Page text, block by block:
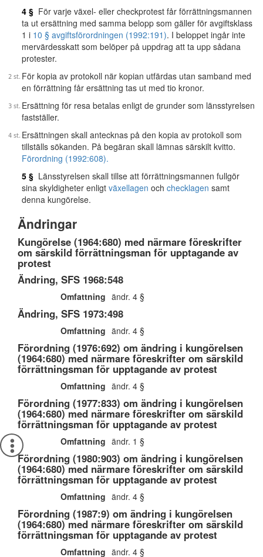
4 § För varje växel- eller checkprotest får förrättningsmannen
ta ut ersättning med samma belopp som gäller för avgiftsklass
1 i 10 § avgiftsförordningen (1992:191). I beloppet ingår inte
mervärdesskatt som belöper på uppdrag att ta upp sådana
protester.
För kopia av protokoll när kopian utfärdas utan samband med
en förrättning får ersättning tas ut med tio kronor.
Ersättning för resa betalas enligt de grunder som länsstyrelsen
fastställer.
Ersättningen skall antecknas på den kopia av protokoll som
tillställs sökanden. På begäran skall lämnas särskilt kvitto.
Förordning (1992:608).
5 § Länsstyrelsen skall tillse att förrättningsmannen fullgör
sina skyldigheter enligt växellagen och checklagen samt
denna kungörelse.
Ändringar
Kungörelse (1964:680) med närmare föreskrifter
om särskild förrättningsman för upptagande av
protest
Ändring, SFS 1968:548
Omfattning ändr. 4 §
Ändring, SFS 1973:498
Omfattning ändr. 4 §
Förordning (1976:692) om ändring i kungörelsen
(1964:680) med närmare föreskrifter om särskild
förrättningsman för upptagande av protest
Omfattning ändr. 4 §
Förordning (1977:833) om ändring i kungörelsen
(1964:680) med närmare föreskrifter om särskild
förrättningsman för upptagande av protest
Omfattning ändr. 1 §
Förordning (1980:903) om ändring i kungörelsen
(1964:680) med närmare föreskrifter om särskild
förrättningsman för upptagande av protest
Omfattning ändr. 4 §
Förordning (1987:9) om ändring i kungörelsen
(1964:680) med närmare föreskrifter om särskild
förrättningsman för upptagande av protest
Omfattning ändr. 4 §